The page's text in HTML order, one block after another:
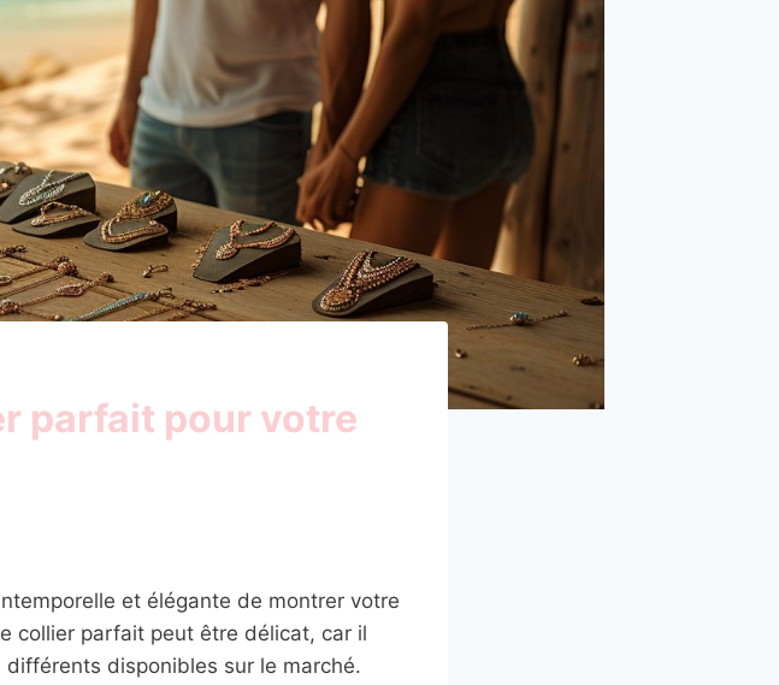
parfait pour votre
et élégante de montrer votre
collier parfait peut être délicat, car il
disponibles sur le marché.